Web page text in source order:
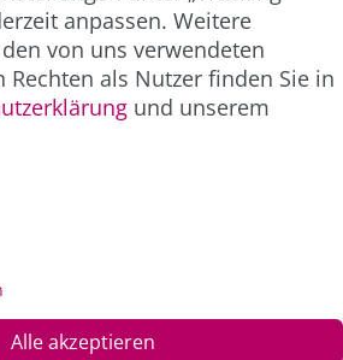
MwSt. zzgl.
anpassen. Weitere
von uns verwendeten
Rechten als Nutzer finden Sie in
und unserem
Alle akzeptieren
Rechte vorbehalten. |